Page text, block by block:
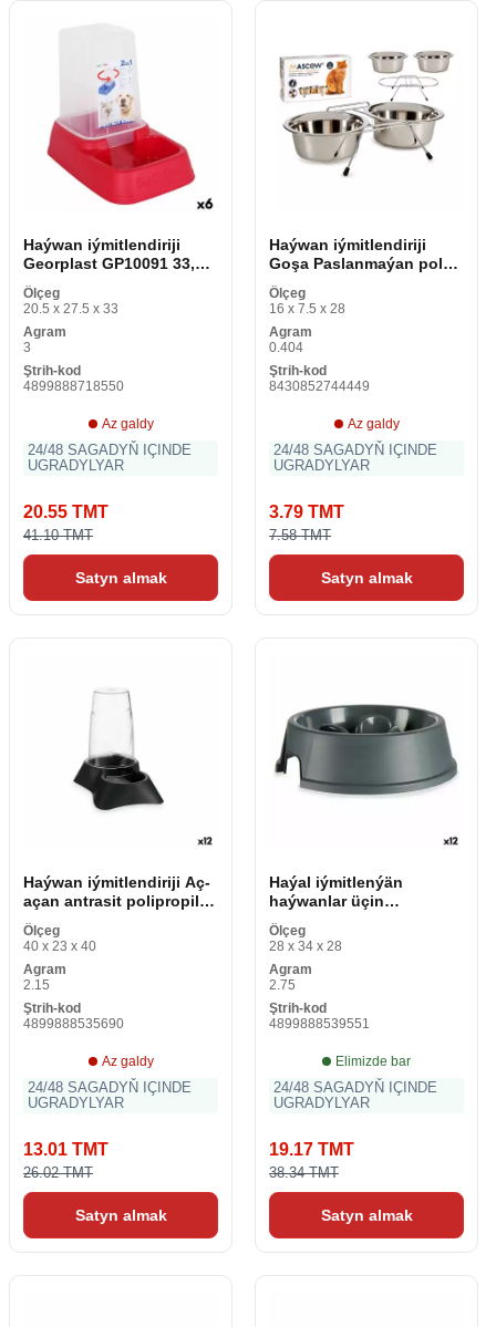
Haýwan iýmitlendiriji
Georplast GP10091 33,5 x
20 x 27,5 sm (3,7 L)
Ölçeg
20.5 x 27.5 x 33
Agram
3
Ştrih-kod
4899888718550
Az galdy
24/48 SAGADYŇ IÇINDE
UGRADYLYAR
20.55 TMT
41.10 TMT
Satyn almak
Haýwan iýmitlendiriji
Goşa Paslanmaýan polat
Kümüş (2 x 400 ml)
Ölçeg
16 x 7.5 x 28
Agram
0.404
Ştrih-kod
8430852744449
Az galdy
24/48 SAGADYŇ IÇINDE
UGRADYLYAR
3.79 TMT
7.58 TMT
Satyn almak
Haýwan iýmitlendiriji Aç-
açan antrasit polipropilen
650 ml 12,5 x 18 x 19 sm
Ölçeg
40 x 23 x 40
Agram
2.15
Ştrih-kod
4899888535690
Az galdy
24/48 SAGADYŇ IÇINDE
UGRADYLYAR
13.01 TMT
26.02 TMT
Satyn almak
Haýal iýmitlenýän
haýwanlar üçin
iýmitlendiriji Antrasit
Plastmassa (27 x 7,5 x 27
Ölçeg
28 x 34 x 28
Agram
2.75
Ştrih-kod
4899888539551
Elimizde bar
24/48 SAGADYŇ IÇINDE
UGRADYLYAR
19.17 TMT
38.34 TMT
Satyn almak